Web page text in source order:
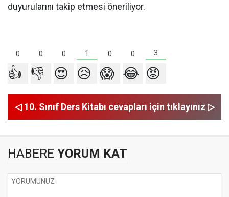
duyurularını takip etmesi öneriliyor.
0 0 0 1 0 0 3
👍 👎 😍 😥 😱 😂 😡
◁ 10. Sınıf Ders Kitabı cevapları için tıklayınız ▷
HABERE YORUM KAT